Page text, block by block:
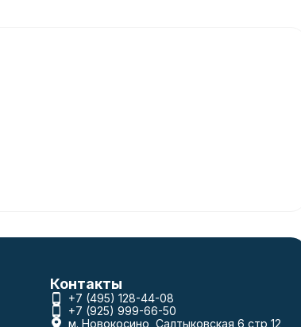
Контакты
+7 (495) 128-44-08
+7 (925) 999-66-50
м. Новокосино, Салтыковская 6 стр 12